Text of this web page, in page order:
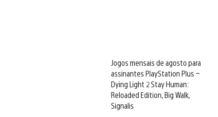
Jogos mensais de agosto para
assinantes PlayStation Plus –
Dying Light 2 Stay Human:
Reloaded Edition, Big Walk,
Signalis